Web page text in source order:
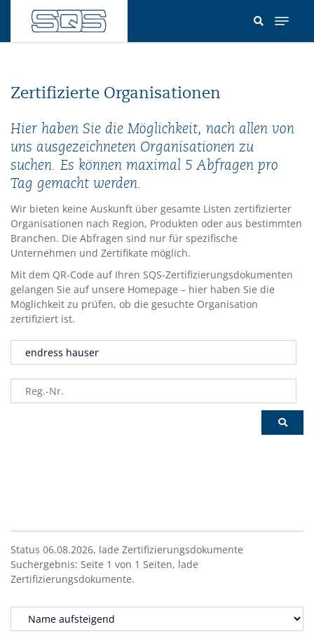
Inhalt
Zertifizierte Organisationen
Hier haben Sie die Möglichkeit, nach allen von
uns ausgezeichneten Organisationen zu
suchen. Es können maximal 5 Abfragen pro
Tag gemacht werden.
Wir bieten keine Auskunft über gesamte Listen zertifizierter
Organisationen nach Region, Produkten oder aus bestimmten
Branchen. Die Abfragen sind nur für spezifische
Unternehmen und Zertifikate möglich.
Mit dem QR-Code auf Ihren SQS-Zertifizierungsdokumenten
gelangen Sie auf unsere Homepage – hier haben Sie die
Möglichkeit zu prüfen, ob die gesuchte Organisation
zertifiziert ist.
Status 06.08.2026, lade Zertifizierungsdokumente
Suchergebnis: Seite 1 von 1 Seiten, lade
Zertifizierungsdokumente.